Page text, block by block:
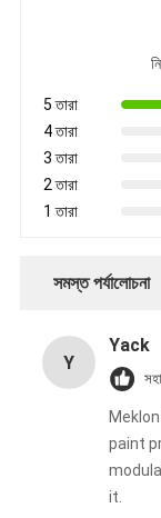
5 তারা
4 তারা
3 তারা
2 তারা
1 তারা
সমস্ত পর্যালোচনা
Y
Yack
paint
it.